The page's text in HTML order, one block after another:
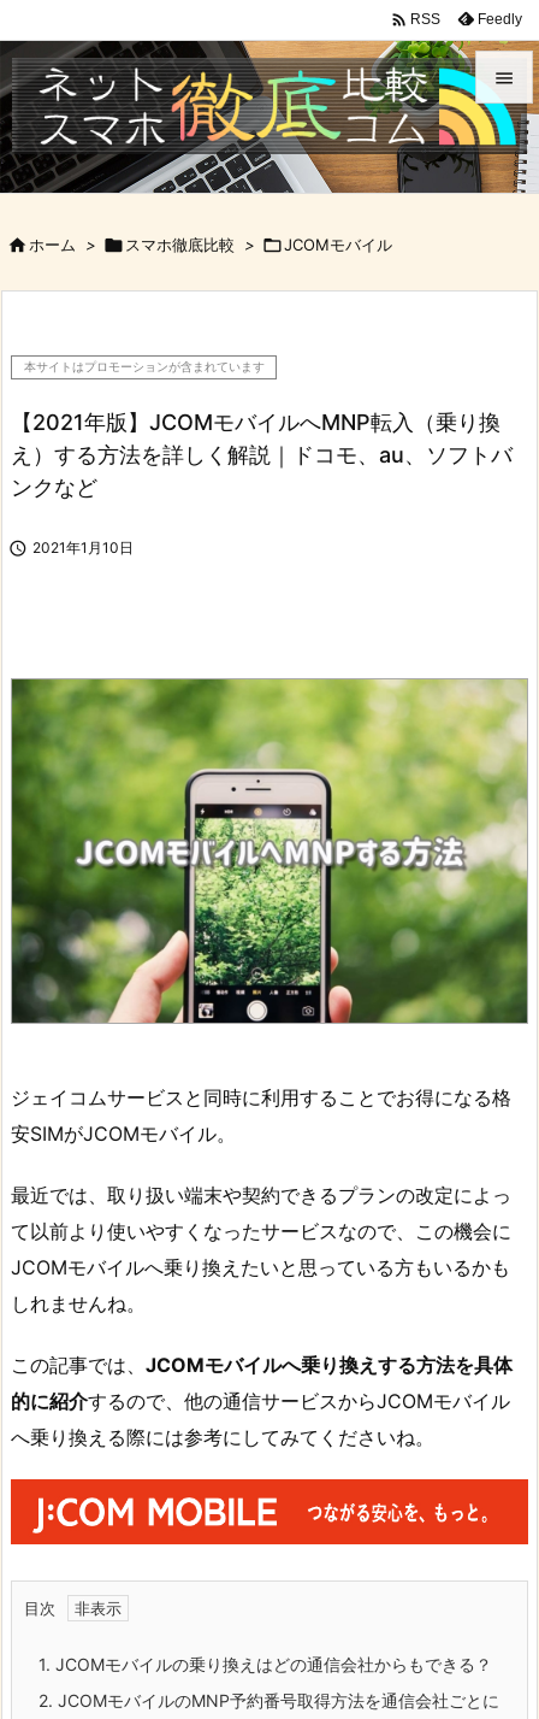


メニュ

 RSS Feedly
ホーム >  スマホ徹底比較 > JCOMモバイル
本サイトはプロモーションが含まれています
【2021年版】JCOMモバイルへMNP転入（乗り換
え）する方法を詳しく解説｜ドコモ、au、ソフトバ
ンクなど
 2021年1月10日
ジェイコムサービスと同時に利用することでお得になる格
安SIMがJCOMモバイル。
最近では、取り扱い端末や契約できるプランの改定によっ
て以前より使いやすくなったサービスなので、この機会に
JCOMモバイルへ乗り換えたいと思っている方もいるかも
しれませんね。
この記事では、 JCOMモバイルへ乗り換えする方法を具体
的に紹介するので、他の通信サービスからJCOMモバイル
へ乗り換える際には参考にしてみてくださいね。
目次
1. JCOMモバイルの乗り換えはどの通信会社からもできる？
2. JCOMモバイルのMNP予約番号取得方法を通信会社ごとに